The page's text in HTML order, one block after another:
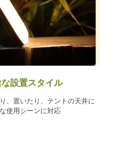
設置スタイル
、置いたり、テントの天井に
使用シーンに対応